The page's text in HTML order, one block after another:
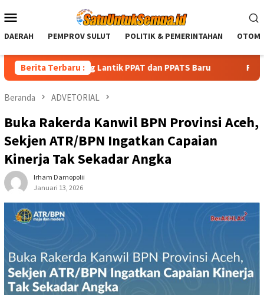
ke
Mobile
DAERAH PEMPROV SULUT POLITIK & PEMERINTAHAN
Berita Terbaru :
Lantik PPAT dan PPATS Baru Reinhard Wariki
Beranda ADVETORIAL
Buka Rakerda Kanwil BPN Provinsi Aceh,
Sekjen ATR/BPN Ingatkan Capaian
Kinerja Tak Sekadar Angka
Irham Damopolii
Januari 13, 2026